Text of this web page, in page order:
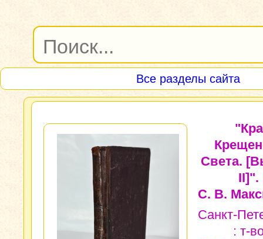
Все разделы сайта
Света.
II]".
С. В.
Санкт-
: т-